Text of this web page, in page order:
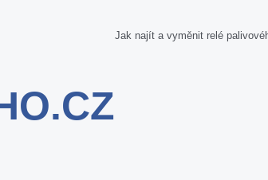
Jak najít a vyměnit relé